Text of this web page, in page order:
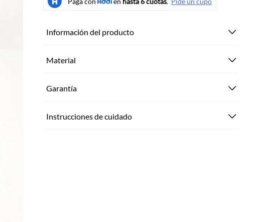
Información del producto
Material
Garantía
Instrucciones de cuidado